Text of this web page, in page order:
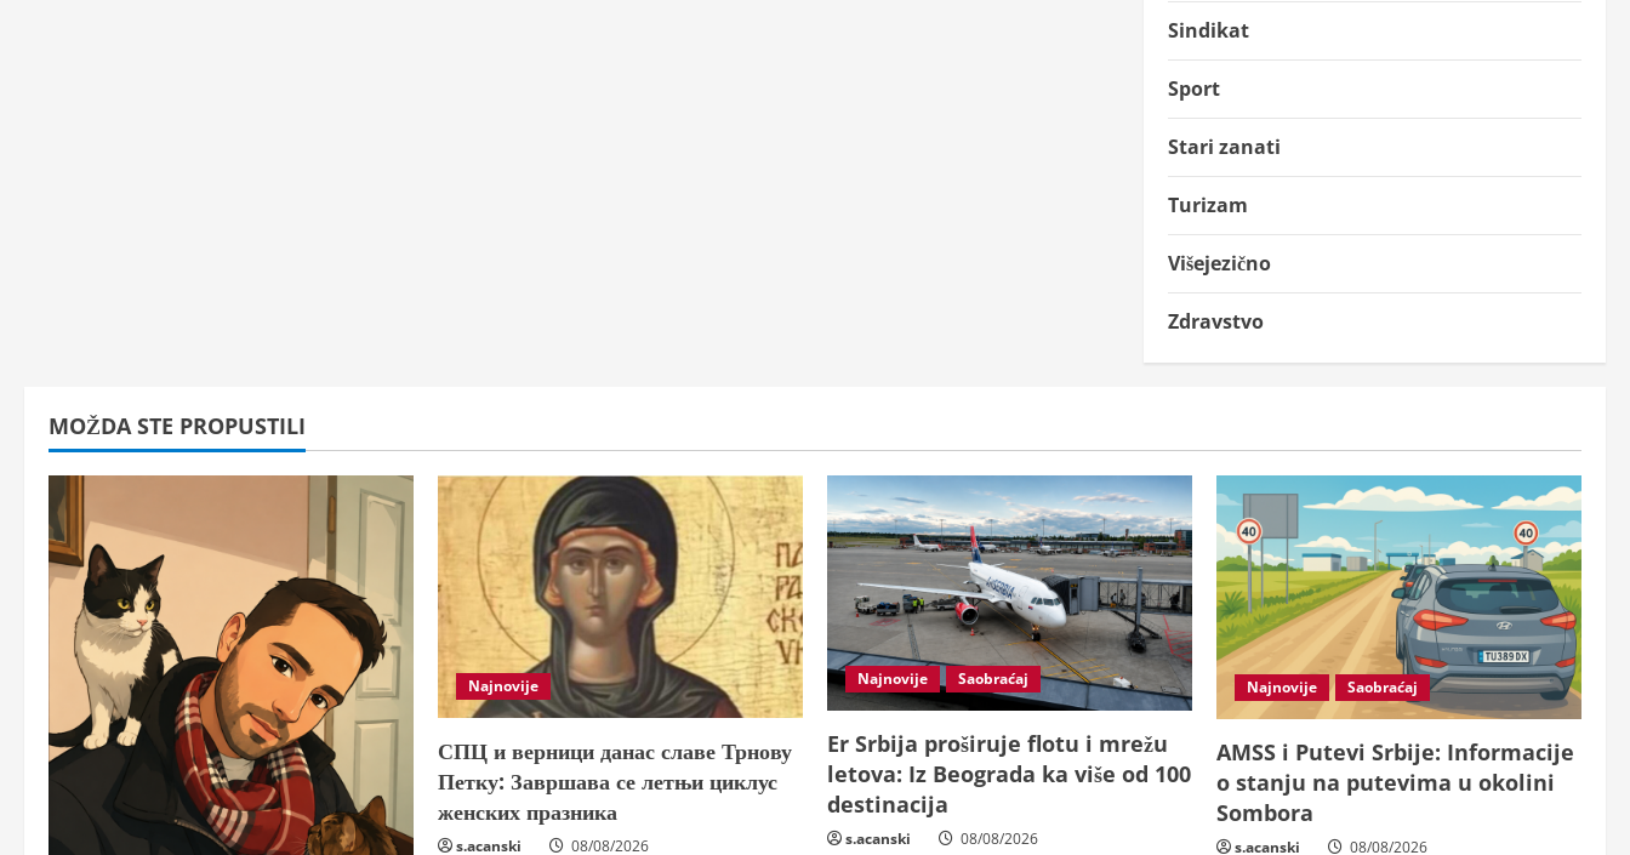
Sindikat
Sport
Stari zanati
Turizam
Višejezično
Zdravstvo
MOŽDA STE PROPUSTILI
Najnovije
СПЦ и верници данас славе Трнову
Петку: Завршава се летњи циклус
женских празника
s.acanski 08/08/2026
Najnovije Saobraćaj
Er Srbija proširuje flotu i mrežu
letova: Iz Beograda ka više od 100
destinacija
s.acanski 08/08/2026
Najnovije Saobraćaj
AMSS i Putevi Srbije: Informacije
o stanju na putevima u okolini
Sombora
s.acanski 08/08/2026